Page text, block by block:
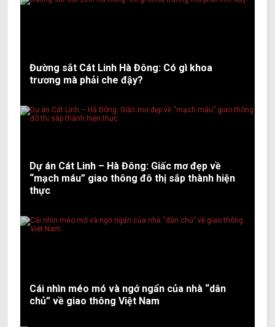
Đường sắt Cát Linh Hà Đông: Có gì khoa
trương mà phải che đậy?
Dự án Cát Linh – Hà Đông: Giấc mơ đẹp về
“mạch máu” giao thông đô thị sắp thành hiện
thực
Cái nhìn méo mó và ngớ ngẩn của nhà “dân
chủ” về giao thông Việt Nam